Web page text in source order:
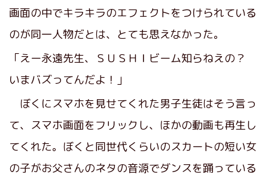
画面の中でキラキラのエフェクトをつけられている
のが同一人物だとは、とても思えなかった。
「えー永遠先生、ＳＵＳＨＩビーム知らねえの？
いまバズってんだよ！」
ぼくにスマホを見せてくれた男子生徒はそう言っ
て、スマホ画面をフリックし、ほかの動画も再生し
てくれた。ぼくと同世代くらいのスカートの短い女
の子がお父さんのネタの音源でダンスを踊っている